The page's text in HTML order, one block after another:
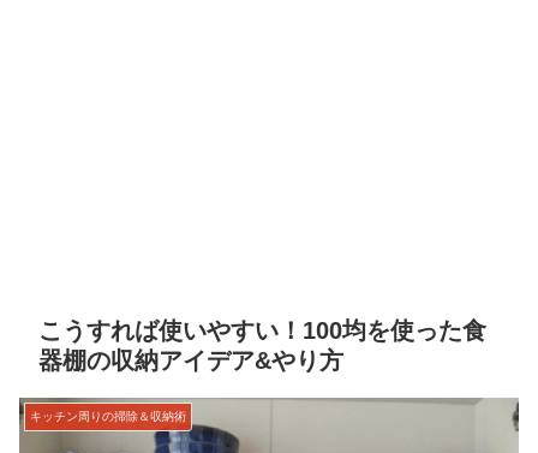
こうすれば使いやすい！100均を使った食
器棚の収納アイデア&やり方
キッチン周りの掃除＆収納術